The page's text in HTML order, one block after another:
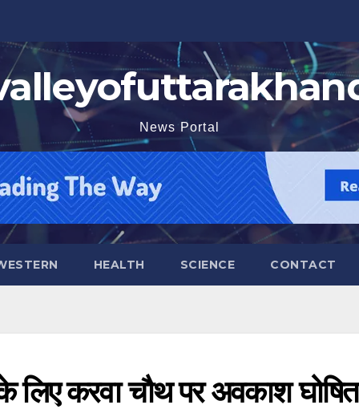
News Portal
HEALTH SCIENCE CONTACT
लिए करवा चौथ पर अवकाश घोषित